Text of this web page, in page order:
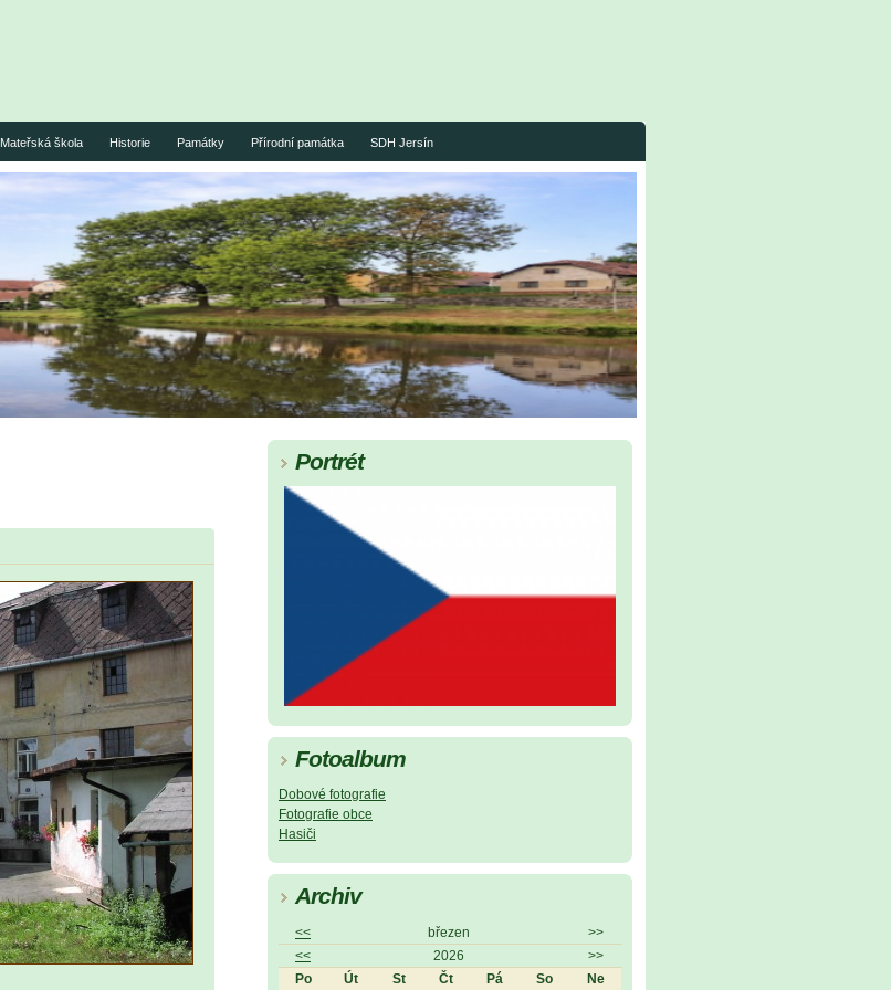
Mateřská škola Historie Památky Přírodní památka SDH Jersín
Portrét
Fotoalbum
Dobové fotografie
Fotografie obce
Hasiči
Archiv
<< březen
>>
<<
2026
>>
Po
Út St Čt Pá So Ne